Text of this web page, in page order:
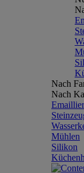
Nach
Nach
Mühlen
Silikon